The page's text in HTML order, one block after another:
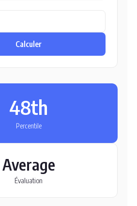
Calculer
48th
Percentile
Average
Évaluation